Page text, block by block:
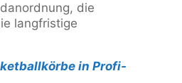
die
langfristige
in Profi-